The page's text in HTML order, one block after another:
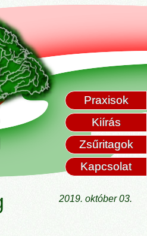
Praxisok
Kiírás
Zsűritagok
Kapcsolat
2019. október 03.